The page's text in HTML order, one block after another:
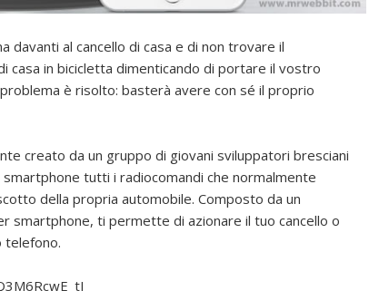
davanti al cancello di casa e di non trovare il
casa in bicicletta dimenticando di portare il vostro
è risolto: basterà avere con sé il proprio
creato da un gruppo di giovani sviluppatori bresciani
tutti i radiocomandi che normalmente
della propria automobile. Composto da un
smartphone, ti permette di azionare il tuo cancello o
telefono.